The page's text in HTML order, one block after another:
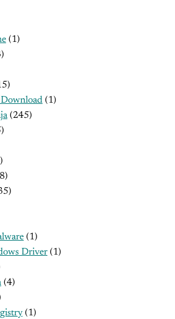
(1)
(1)
(245)
(1)
Driver (1)
(4)
(1)